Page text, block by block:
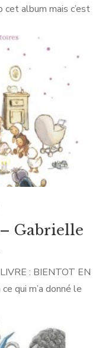
album mais c’est
fabuleuse trouvaille
métaphore des
domiciles […]
Gabrielle
: BIENTOT EN
qui m’a donné le
et Célestine de
en page m’a fait